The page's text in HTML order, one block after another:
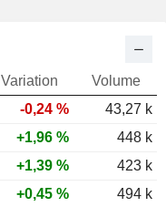
Variation
Volume
-0,24 %
43,27 k
+1,96 %
448 k
+1,39 %
423 k
+0,45 %
494 k